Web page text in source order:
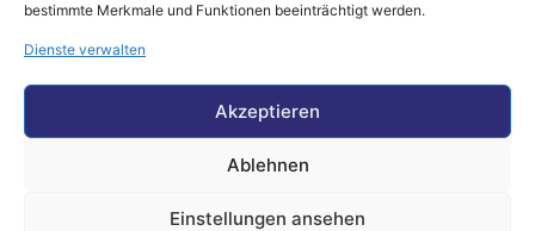
bestimmte Merkmale und Funktionen beeinträchtigt werden.
Dienste verwalten
Akzeptieren
Ablehnen
Einstellungen ansehen
Sie möchten Sponsor der ABD Tagung 2025 sein?
Dann richten Sie Ihre Anfrage bitte via E-Mail an Herrn
Alexander Meurer unter: am@ecm-koeln.com